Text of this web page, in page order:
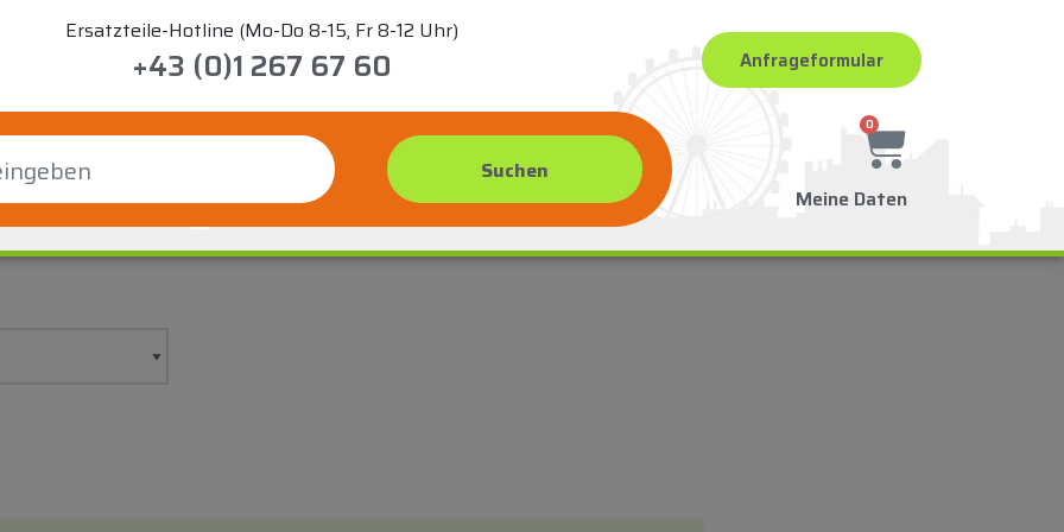
Ersatzteile-Hotline (Mo-Do 8-15, Fr 8-12 Uhr)
+43 (0)1 267 67 60 Anfrageformular
0
Meine Daten